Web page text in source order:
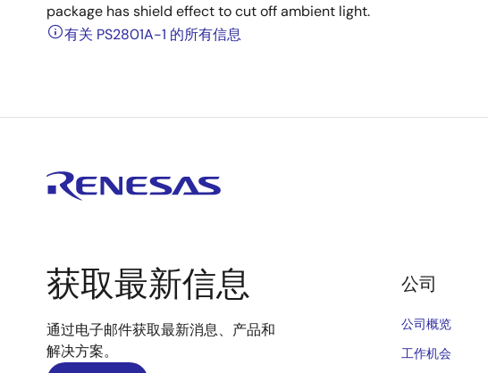
package has shield effect to cut off ambient light.
有关 PS2801A-1 的所有信息
获取最新信息
通过电子邮件获取最新消息、产品和
解决方案。
公司
公司概览
工作机会